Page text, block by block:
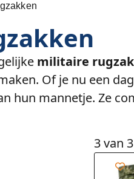
militaire
Of je nu een
hun mannetje. Ze
3 van 3